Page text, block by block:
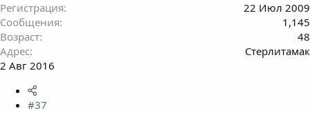
Регистрация
22 Июл 2009
Сообщения
1,145
Возраст
48
Адрес
Стерлитамак
2 Авг 2016
#37